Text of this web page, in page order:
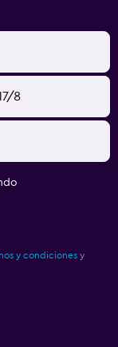
8
y condiciones y